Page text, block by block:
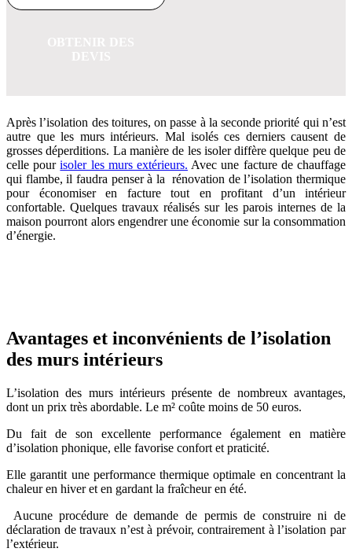
Après l’isolation des toitures, on passe à la seconde priorité qui n’est
autre que les murs intérieurs. Mal isolés ces derniers causent de
grosses déperditions. La manière de les isoler diffère quelque peu de
celle pourisoler les murs extérieurs. Avec une facture de chauffage
qui flambe, il faudra penser à la rénovation de l’isolation thermique
pour économiser en facture tout en profitant d’un intérieur
confortable. Quelques travaux réalisés sur les parois internes de la
maison pourront alors engendrer une économie sur la consommation
d’énergie.
Avantages et inconvénients de l’isolation
des murs intérieurs
L’isolation des murs intérieurs présente de nombreux avantages,
dont un prix très abordable. Le m² coûte moins de 50 euros.
Du fait de son excellente performance également en matière
d’isolation phonique, elle favorise confort et praticité.
Elle garantit une performance thermique optimale en concentrant la
chaleur en hiver et en gardant la fraîcheur en été.
Aucune procédure de demande de permis de construire ni de
déclaration de travaux n’est à prévoir, contrairement à l’isolation par
l’extérieur.